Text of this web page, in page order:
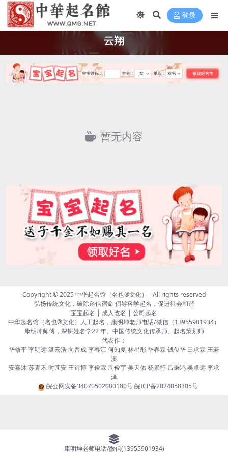
登录
云翔
暂无内容
Copyright © 2025中华起名馆（名也®文化） - All rights reserved
弘扬传统文化，破除迷信宿命 倡导科学起名，促进社会和谐
宝宝起名 | 成人改名 | 公司起名
中华起名馆（名也®文化）人工起名，康明坤老师电话/微信（13955901934）
康明坤师傅，深耕姓名学22 年、中国传统文化传承师、起名策划师
代表作：
华修平 李明远 湛云浩 向晋成 李春江 何知夏 林星彤 华春霖 钱俊华 田承霖 王若
溪
安嘉沐 苏青禾 时芃安 王诗博 李俊霖 周俊宇 吴天佑 杨景行 吕秉鸿 吴卓远 李承
泽
皖公网安备34070502000180号皖ICP备2024058305号
康明坤老师电话/微信(13955901934)